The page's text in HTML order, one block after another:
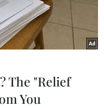
The "Relief
You